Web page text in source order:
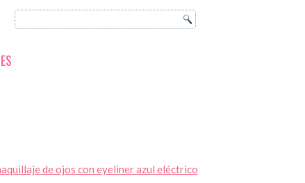
de ojos con eyeliner azul eléctrico